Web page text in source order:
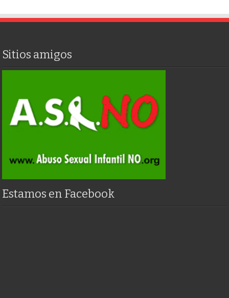
Sitios amigos
Estamos en Facebook